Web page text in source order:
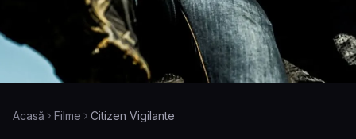
Acasă Filme Citizen Vigilante